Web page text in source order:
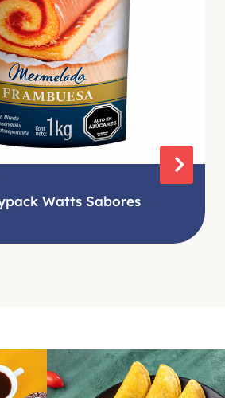
Watts Sabores